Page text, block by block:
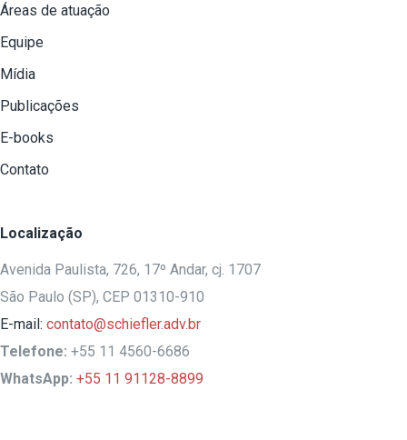
Áreas de atuação
Equipe
Mídia
Publicações
E-books
Contato
Localização
Avenida Paulista, 726, 17º Andar, cj. 1707
São Paulo (SP), CEP 01310-910
E-mail: contato@schiefler.adv.br
Telefone: +55 11 4560-6686
WhatsApp: +55 11 91128-8899